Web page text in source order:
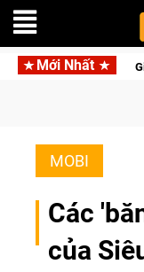
Mới Nhất
Cửu Giới Thức Tỉnh, Săn
MOBI
Các
của